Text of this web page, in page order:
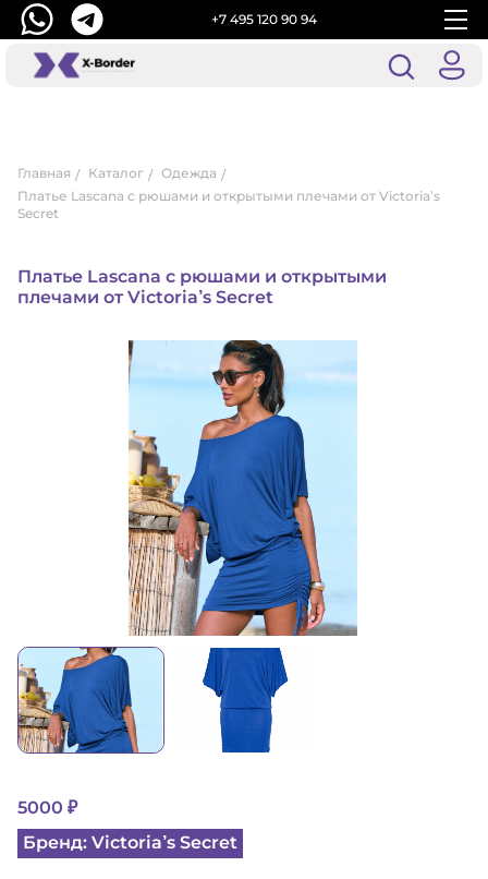
+7 495 120 90 94
Главная Каталог
Одежда
Платье Lascana с рюшами и открытыми плечами от Victoria’s
Secret
Платье Lascana с рюшами и открытыми
плечами от Victoria’s Secret
5000 ₽
Бренд: Victoria’s Secret